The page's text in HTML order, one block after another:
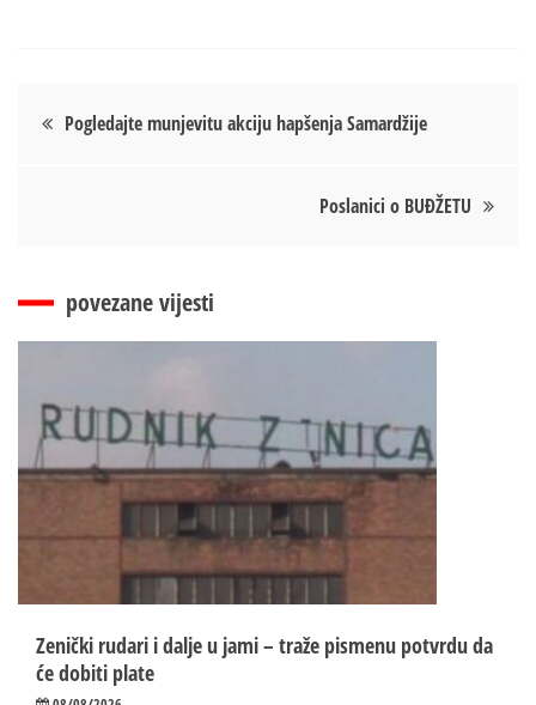
Кретање
Pogledajte munjevitu akciju hapšenja Samardžije
Poslanici o BUĐŽETU
povezane vijesti
Zenički rudari i dalje u jami – traže pismenu potvrdu da
će dobiti plate